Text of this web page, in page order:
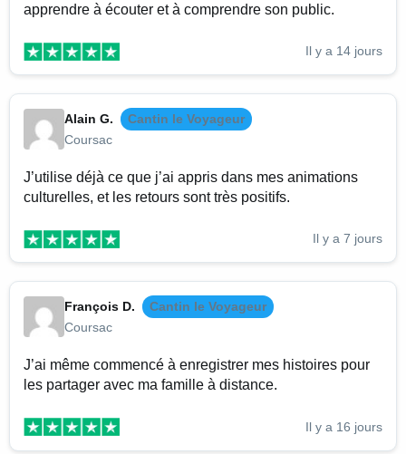
apprendre à écouter et à comprendre son public.
Il y a 14 jours
Alain G.
Cantin le Voyageur
Coursac
J’utilise déjà ce que j’ai appris dans mes animations
culturelles, et les retours sont très positifs.
Il y a 7 jours
François D.
Cantin le Voyageur
Coursac
J’ai même commencé à enregistrer mes histoires pour
les partager avec ma famille à distance.
Il y a 16 jours